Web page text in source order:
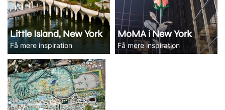
Little Island, New York
Få mere inspiration
MoMA i New York
Få mere inspiration